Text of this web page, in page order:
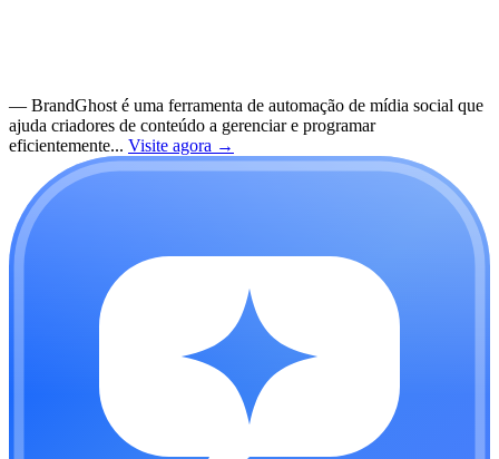
— BrandGhost é uma ferramenta de automação de mídia social que
ajuda criadores de conteúdo a gerenciar e programar
eficientemente... Visite agora →